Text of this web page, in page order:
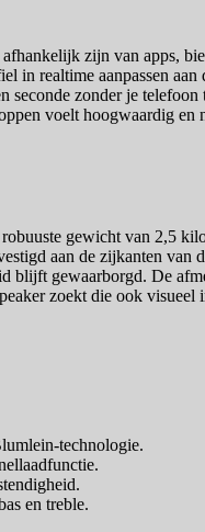
zijn van apps,
in realtime aanpassen
seconde zonder je
voelt hoogwaardig
gewicht van 2,5
aan de zijkanten
blijft gewaarborgd. De
zoekt die ook visueel
technologie.
en treble.